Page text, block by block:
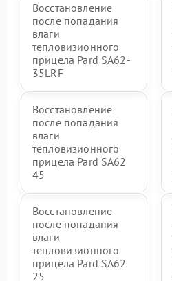
Восстановление
после попадания
влаги
тепловизионного
прицела Pard SA62-
35LRF
Восстановление
после попадания
влаги
тепловизионного
прицела Pard SA62
45
Восстановление
после попадания
влаги
тепловизионного
прицела Pard SA62
25